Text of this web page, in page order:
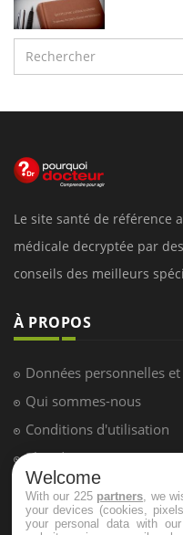
Le site santé de référence
médicale decryptée par
conseils des meilleurs
À PROPOS
Données personnelles
Qui sommes-nous
Conditions d'utilisation
Plan du site
Mentions Légales
Nous contacter
Welcome
With our 225 partners , we
your devices (cookies,
your personal data with